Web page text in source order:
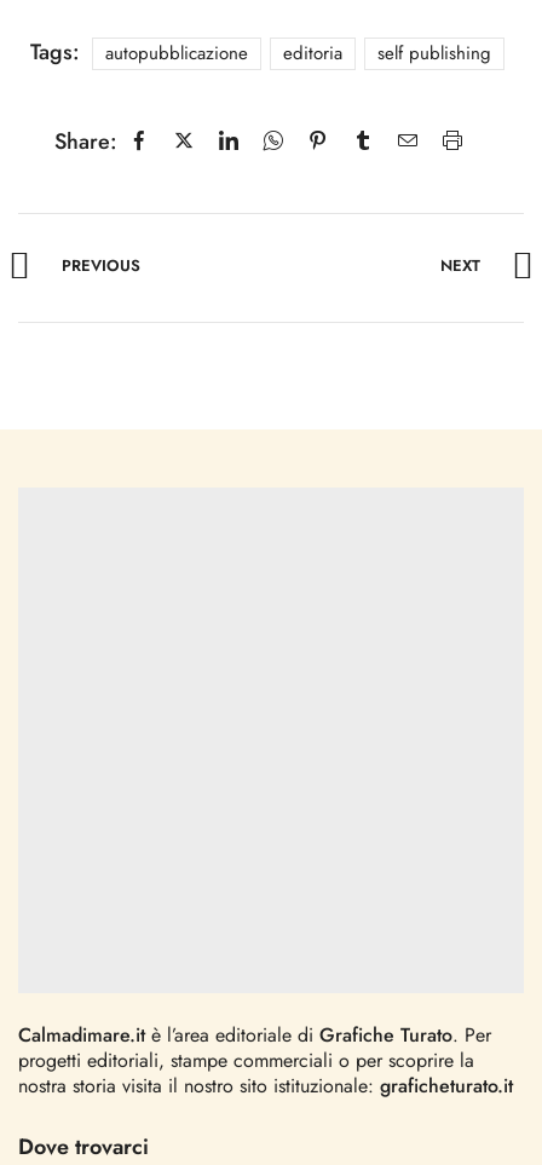
Tags: autopubblicazione editoria self publishing
Share:
PREVIOUS NEXT
Calmadimare.itè l’area editoriale di Grafiche Turato. Per
progetti editoriali, stampe commerciali o per scoprire la
nostra storia visita il nostro sito istituzionale: graficheturato.it
Dove trovarci